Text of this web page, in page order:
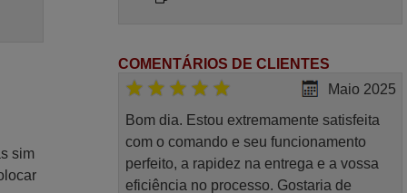
sim
COMENTÁRIOS DE CLIENTES
Maio 2025
Bom dia. Estou extremamente satisfeita
com o comando e seu funcionamento
perfeito, a rapidez na entrega e a vossa
eficiência no processo. Gostaria de